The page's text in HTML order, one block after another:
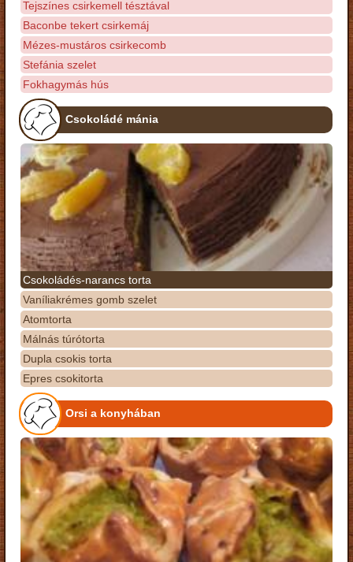
Tejszínes csirkemell tésztával
Baconbe tekert csirkemáj
Mézes-mustáros csirkecomb
Stefánia szelet
Fokhagymás hús
Csokoládé mánia
Csokoládés-narancs torta
Vaníliakrémes gomb szelet
Atomtorta
Málnás túrótorta
Dupla csokis torta
Epres csokitorta
Orsi a konyhában